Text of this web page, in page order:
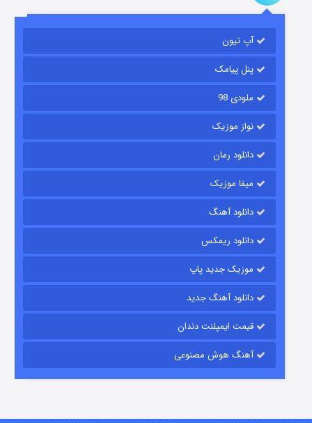
قسمت
آپ تیون
پنل پیامک
ملودی 98
نواز موزیک
دانلود رمان
میفا موزیک
دانلود آهنگ
دانلود ریمکس
موزیک جدید پاپ
دانلود آهنگ جدید
قیمت ایمپلنت دندان
آهنگ هوش مصنوعی